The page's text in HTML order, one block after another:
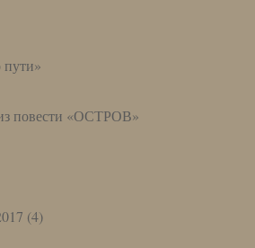
повести «ОСТРОВ»
(4)